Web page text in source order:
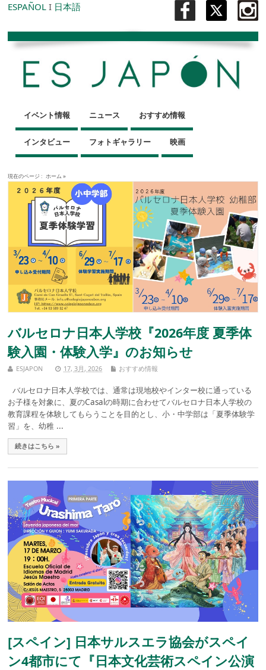
ESPAÑOL I 日本語
イベント情報 ニュース おすすめ情報
インタビュー フォトギャラリー 映画
現在のページ : ホーム »
バルセロナ日本人学校『2026年度 夏季体
験入園・体験入学』のお知らせ
ESJAPON 17, 3月, 2026 おすすめ情報
バルセロナ日本人学校では、通常は現地校やインター校に通っている
お子様を対象に、夏のCasalの時期に合わせてバルセロナ日本人学校の
教育課程を体験してもらうことを目的とし、小・中学部は「夏季体験学
習」を、幼稚 ...
続きはこちら »
[スペイン] 日本サルスエラ協会がスペイ
ン4都市にて『日本文化芸術スペイン公演